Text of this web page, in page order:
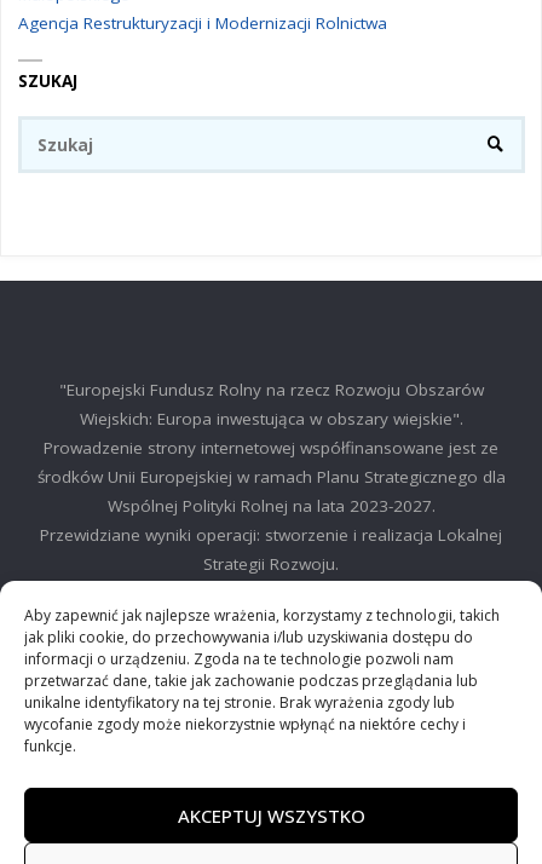
Aby zapewnić jak najlepsze wrażenia, korzystamy z technologii, takich
jak pliki cookie, do przechowywania i/lub uzyskiwania dostępu do
informacji o urządzeniu. Zgoda na te technologie pozwoli nam
przetwarzać dane, takie jak zachowanie podczas przeglądania lub
unikalne identyfikatory na tej stronie. Brak wyrażenia zgody lub
wycofanie zgody może niekorzystnie wpłynąć na niektóre cechy i
funkcje.
AKCEPTUJ WSZYSTKO
Agencja Restrukturyzacji i Modernizacji Rolnictwa
SZUKAJ
"Europejski Fundusz Rolny na rzecz Rozwoju Obszarów
Wiejskich: Europa inwestująca w obszary wiejskie".
Prowadzenie strony internetowej współfinansowane jest ze
środków Unii Europejskiej w ramach Planu Strategicznego dla
Wspólnej Polityki Rolnej na lata 2023-2027.
Przewidziane wyniki operacji: stworzenie i realizacja Lokalnej
Strategii Rozwoju.
©2024 Stowarzyszenie Lokalna Grupa działania "Między Dalinem i